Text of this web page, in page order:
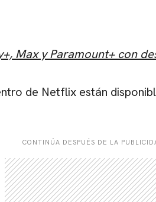
Max y Paramount+ con
de Netflix están
CONTINÚA DESPUÉS DE LA